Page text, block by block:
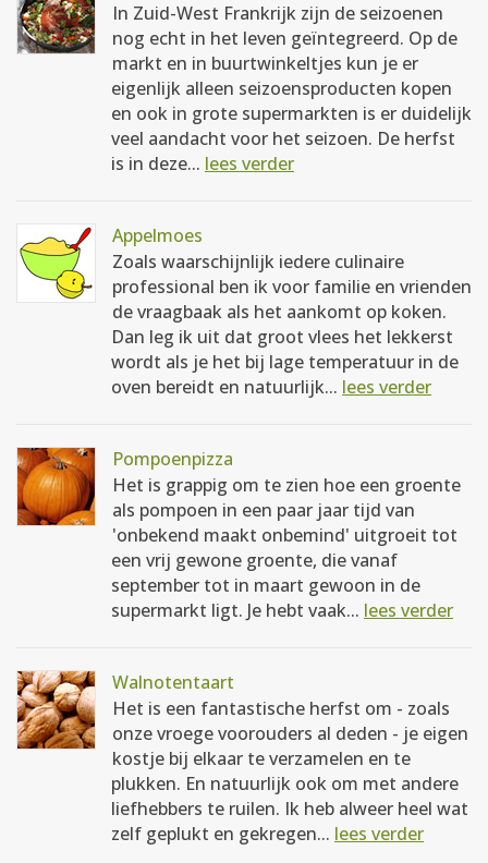
In Zuid-West Frankrijk zijn de seizoenen
nog echt in het leven geïntegreerd. Op de
markt en in buurtwinkeltjes kun je er
eigenlijk alleen seizoensproducten kopen
en ook in grote supermarkten is er duidelijk
veel aandacht voor het seizoen. De herfst
is in deze... lees verder
Appelmoes
Zoals waarschijnlijk iedere culinaire
professional ben ik voor familie en vrienden
de vraagbaak als het aankomt op koken.
Dan leg ik uit dat groot vlees het lekkerst
wordt als je het bij lage temperatuur in de
oven bereidt en natuurlijk... lees verder
Pompoenpizza
Het is grappig om te zien hoe een groente
als pompoen in een paar jaar tijd van
'onbekend maakt onbemind' uitgroeit tot
een vrij gewone groente, die vanaf
september tot in maart gewoon in de
supermarkt ligt. Je hebt vaak... lees verder
Walnotentaart
Het is een fantastische herfst om - zoals
onze vroege voorouders al deden - je eigen
kostje bij elkaar te verzamelen en te
plukken. En natuurlijk ook om met andere
liefhebbers te ruilen. Ik heb alweer heel wat
zelf geplukt en gekregen... lees verder